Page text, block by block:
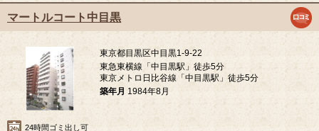
マートルコート中目黒
東京都目黒区中目黒1-9-22
東急東横線「中目黒駅」徒歩5分
東京メトロ日比谷線「中目黒駅」徒歩5分
築年月 1984年8月
24時間ゴミ出し可